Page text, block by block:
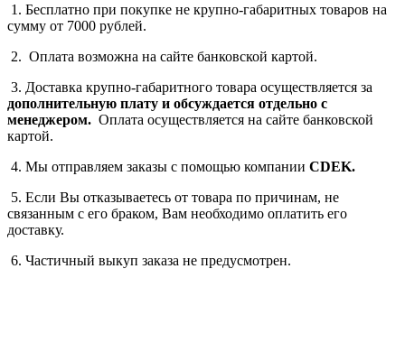
1. Бесплатно при покупке не крупно-габаритных товаров на
сумму от 7000 рублей.
2. Оплата возможна на сайте банковской картой.
3. Доставка крупно-габаритного товара осуществляется за
дополнительную плату и обсуждается отдельно с
менеджером. Оплата осуществляется на сайте банковской
картой.
4. Мы отправляем заказы с помощью компании СDEK.
5. Если Вы отказываетесь от товара по причинам, не
связанным с его браком, Вам необходимо оплатить его
доставку.
6. Частичный выкуп заказа не предусмотрен.